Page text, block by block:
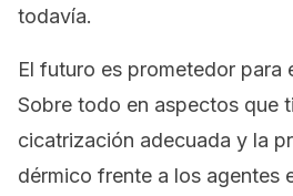
todavía.
El futuro es prometedor para
Sobre todo en aspectos que
cicatrización adecuada y la
dérmico frente a los agentes